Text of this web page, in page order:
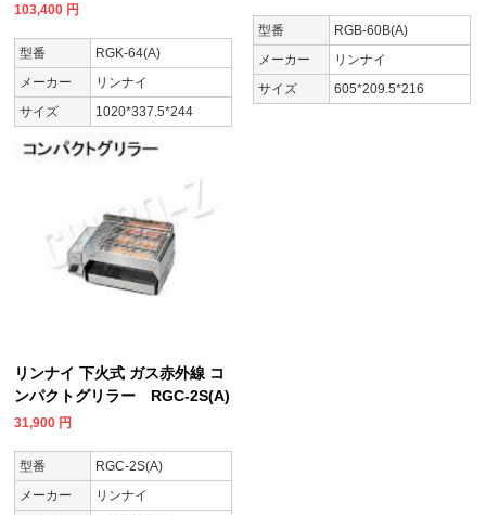
103,400 円
型番
RGK-64(A)
メーカー
リンナイ
サイズ
1020*337.5*244
型番
RGB-60B(A)
メーカー
リンナイ
サイズ
605*209.5*216
リンナイ 下火式 ガス赤外線 コ
ンパクトグリラー RGC-2S(A)
31,900 円
型番
RGC-2S(A)
メーカー
リンナイ